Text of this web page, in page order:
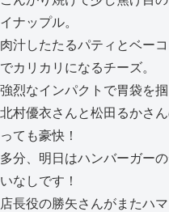
イナップル。
肉汁したたるパティとベー
でカリカリになるチーズ。
強烈なインパクトで胃袋を掴
北村優衣さんと松田るかさ
っても豪快！
多分、明日はハンバーガー
いなしです！
店長役の勝矢さんがまたハ